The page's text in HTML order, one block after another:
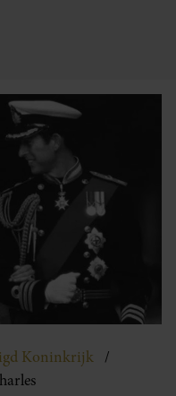
Koninkrijk